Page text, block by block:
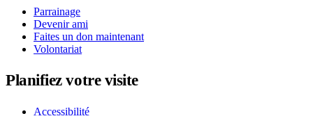
Parrainage
Devenir ami
Faites un don maintenant
Volontariat
Planifiez votre visite
Accessibilité